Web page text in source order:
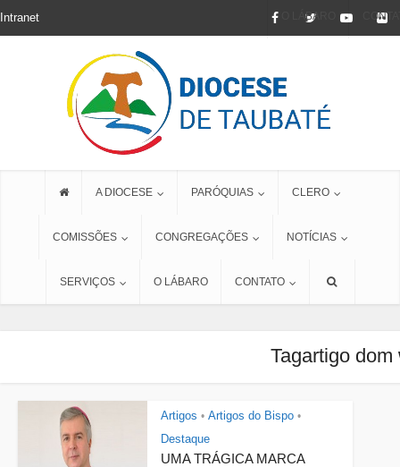
O LÁBARO
Intranet
A DIOCESE PARÓQUIAS CLERO
COMISSÕES CONGREGAÇÕES NOTÍCIAS
SERVIÇOS O LÁBARO CONTATO
Tagartigo dom
Artigos • Artigos do Bispo •
Destaque
UMA TRÁGICA MARCA